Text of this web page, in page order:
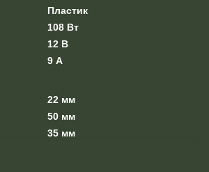
Пластик
108 Вт
12 В
9 А
22 мм
50 мм
35 мм